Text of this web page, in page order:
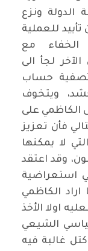
الدولة ونزع
للعملية
الخفاء مع
لجأ الى
تصفية حساب
ويتخوف
على
فأن تعزيز
لا يمكنها
وقد اعتقد
استعراضية
اراد الكاظمي
اولا الأخذ
الشيعي
غالبة فيه